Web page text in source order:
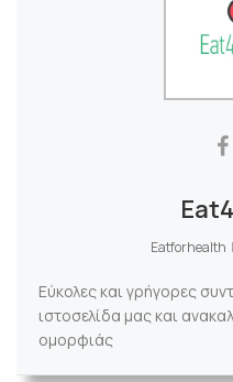
Eatforhealth |
Εύκολες και γρήγορες
ιστοσελίδα μας και
ομορφιάς